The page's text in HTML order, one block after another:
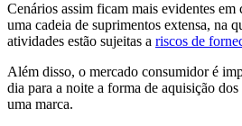
Cenários assim ficam mais evidentes
uma cadeia de suprimentos extensa, na
atividades estão sujeitas a riscos de
Além disso, o mercado consumidor é
dia para a noite a forma de aquisição
uma marca.